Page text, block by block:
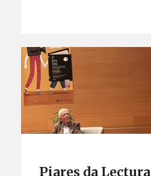
Piares da Lectura